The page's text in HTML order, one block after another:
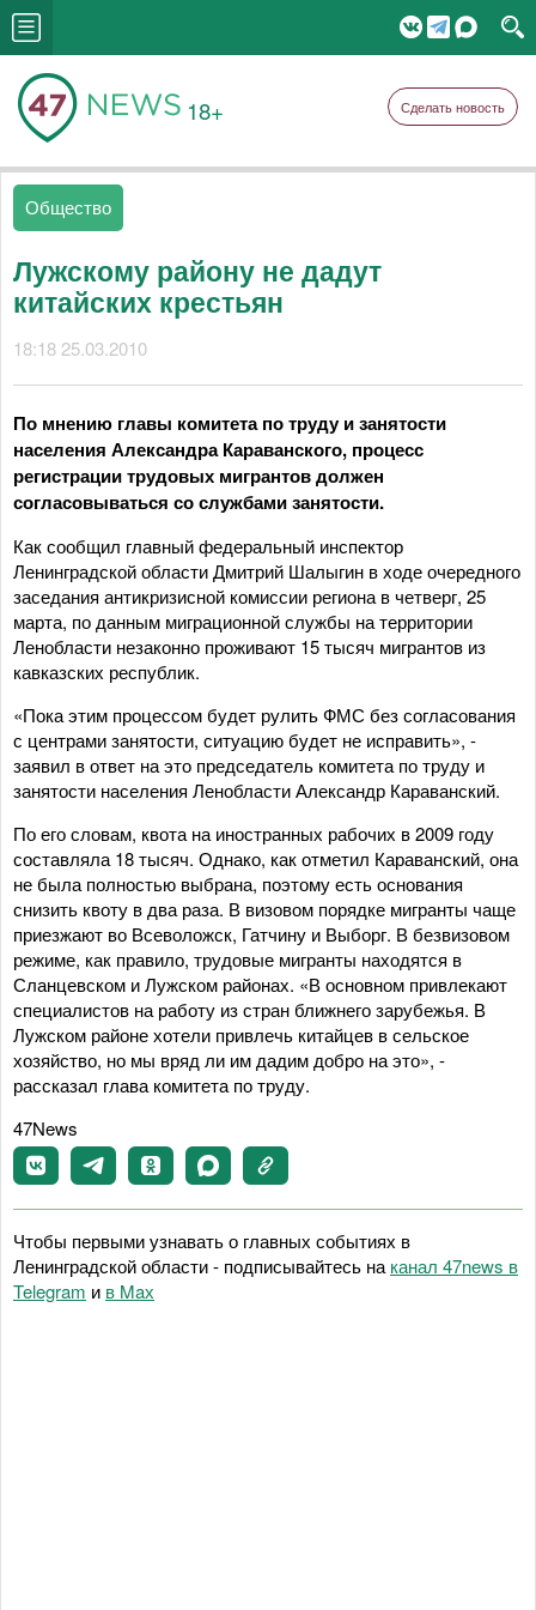
18+ Сделать новость
Общество
Лужскому району не дадут
китайских крестьян
18:18 25.03.2010
По мнению главы комитета по труду и занятости
населения Александра Караванского, процесс
регистрации трудовых мигрантов должен
согласовываться со службами занятости.
Как сообщил главный федеральный инспектор
Ленинградской области Дмитрий Шалыгин в ходе очередного
заседания антикризисной комиссии региона в четверг, 25
марта, по данным миграционной службы на территории
Ленобласти незаконно проживают 15 тысяч мигрантов из
кавказских республик.
«Пока этим процессом будет рулить ФМС без согласования
с центрами занятости, ситуацию будет не исправить», -
заявил в ответ на это председатель комитета по труду и
занятости населения Ленобласти Александр Караванский.
По его словам, квота на иностранных рабочих в 2009 году
составляла 18 тысяч. Однако, как отметил Караванский, она
не была полностью выбрана, поэтому есть основания
снизить квоту в два раза. В визовом порядке мигранты чаще
приезжают во Всеволожск, Гатчину и Выборг. В безвизовом
режиме, как правило, трудовые мигранты находятся в
Сланцевском и Лужском районах. «В основном привлекают
специалистов на работу из стран ближнего зарубежья. В
Лужском районе хотели привлечь китайцев в сельское
хозяйство, но мы вряд ли им дадим добро на это», -
рассказал глава комитета по труду.
47News
Чтобы первыми узнавать о главных событиях в
Ленинградской области - подписывайтесь на канал 47news в
Telegram и в Maх